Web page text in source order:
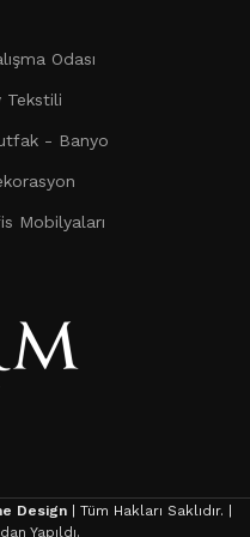
artırın ve
eğlenceli ve
detaylarını tamamlayan
ve daha fazlası.
Mutfak ve banyonuz için
ve stilin
Odası
Tekstili
- Banyo
Mobilyaları
Design | Tüm Hakları Saklıdır. |
Yapıldı.